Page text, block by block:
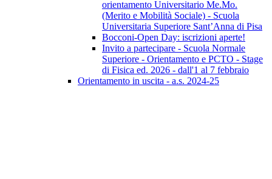
orientamento Universitario Me.Mo.
(Merito e Mobilità Sociale) - Scuola
Universitaria Superiore Sant’Anna di Pisa
Bocconi-Open Day: iscrizioni aperte!
Invito a partecipare - Scuola Normale
Superiore - Orientamento e PCTO - Stage
di Fisica ed. 2026 - dall'1 al 7 febbraio
Orientamento in uscita - a.s. 2024-25